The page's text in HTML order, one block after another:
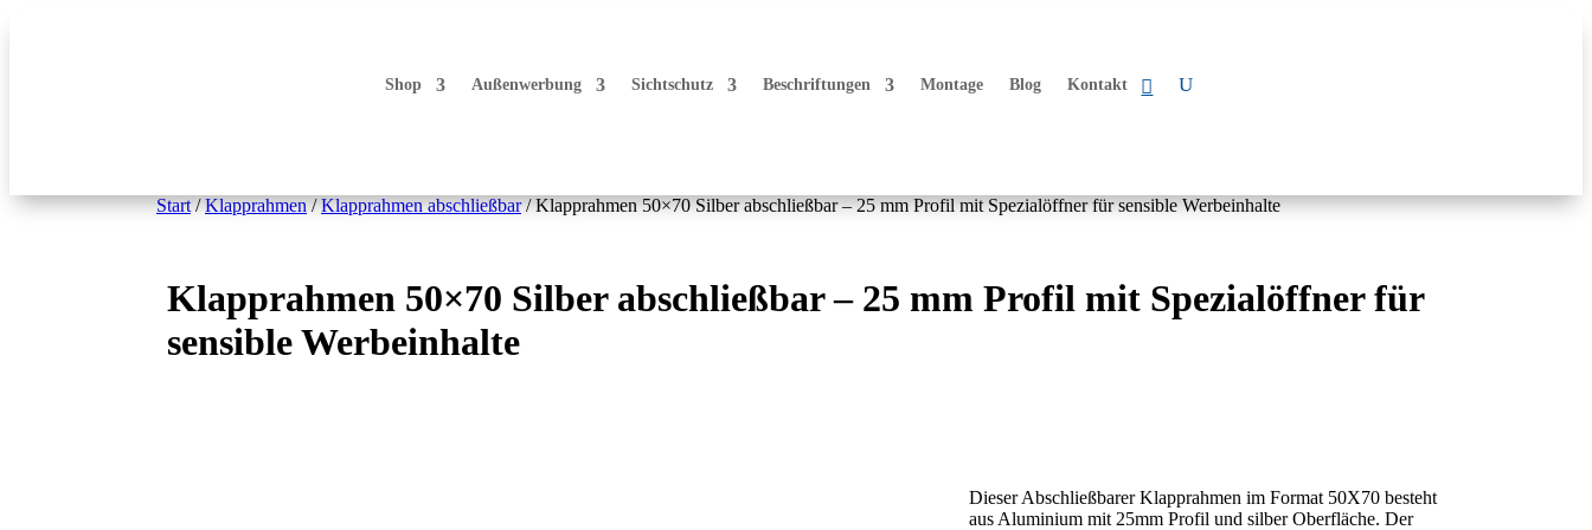
Shop Außenwerbung Sichtschutz Beschriftungen Montage Blog Kontakt
Start/Klapprahmen/Klapprahmen abschließbar/ Klapprahmen 50×70 Silber abschließbar – 25 mm Profil mit Spezialöffner für sensible Werbeinhalte
Klapprahmen 50×70 Silber abschließbar – 25 mm Profil mit Spezialöffner für
sensible Werbeinhalte
Dieser Abschließbarer Klapprahmen im Format 50X70 besteht
aus Aluminium mit 25mm Profil und silber Oberfläche. Der